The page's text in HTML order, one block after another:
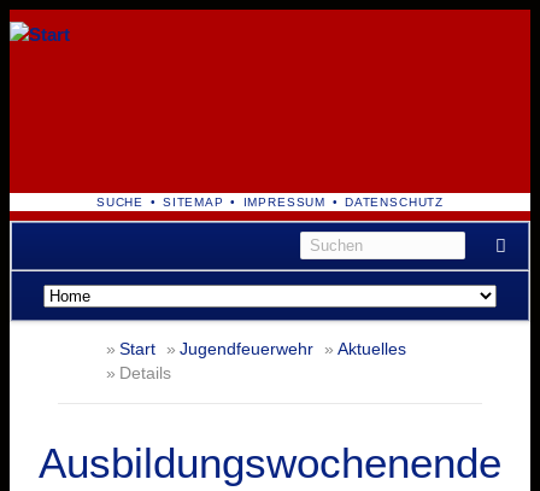
NAVIGATION
ÜBERSPRINGEN
SUCHE SITEMAP IMPRESSUM DATENSCHUTZ
Navigation
überspringen
Start Jugendfeuerwehr
Aktuelles
Details
Ausbildungswochenende